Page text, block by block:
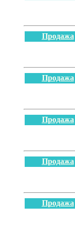
Продажа
Продажа
Продажа
Продажа
Продажа